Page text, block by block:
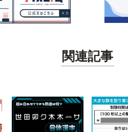
関連記事